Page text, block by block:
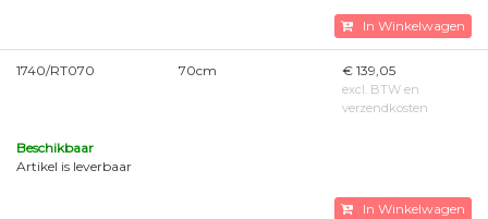
In Winkelwagen
1740/RT070 70cm € 139,05
excl. BTW en
verzendkosten
Beschikbaar
Artikel is leverbaar
In Winkelwagen